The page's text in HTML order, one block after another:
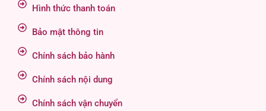
Hình thức thanh toán
Bảo mật thông tin
Chính sách bảo hành
Chính sách nội dung
Chính sách vận chuyển